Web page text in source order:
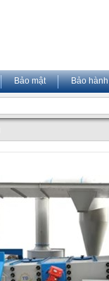
Bảo mật Bảo hành